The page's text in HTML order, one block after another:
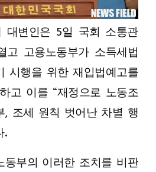
대변인은 5일 국회 소통관
고 고용노동부가 소득세법
시행을 위한 재입법예고를
고 이를 “재정으로 노동조
, 조세 원칙 벗어난 차별 행
.
동부의 이러한 조치를 비판